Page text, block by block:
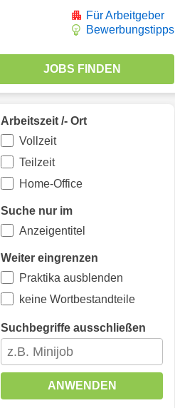
Für Arbeitgeber
Bewerbungstipps
Arbeitszeit /- Ort
Vollzeit
Teilzeit
Home-Office
Suche nur im
Anzeigentitel
Weiter eingrenzen
Praktika ausblenden
keine Wortbestandteile
Suchbegriffe ausschließen
ANWENDEN